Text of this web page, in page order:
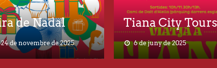
de Nadal
24 de novembre de 2025
Tiana City Tours
6 de juny de 2025